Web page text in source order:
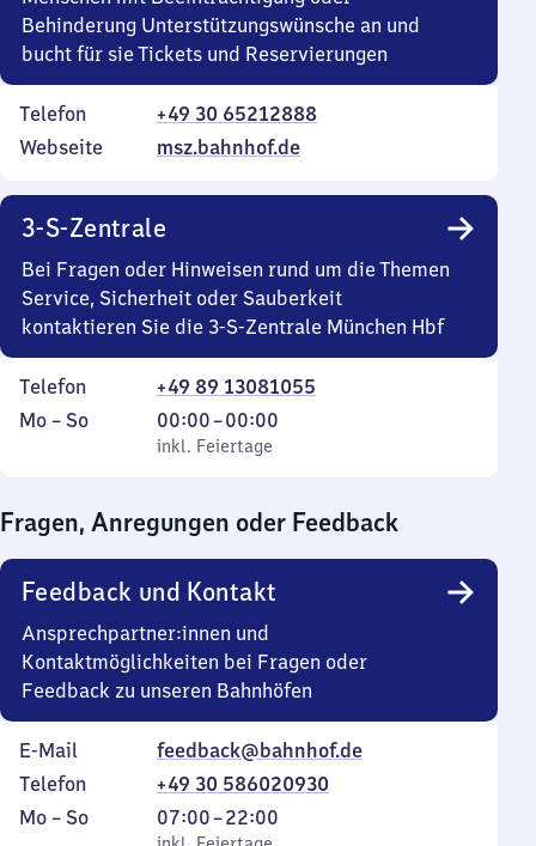
Behinderung Unterstützungswünsche an und
bucht für sie Tickets und Reservierungen
Telefon
+49 30 65212888
Webseite
msz.bahnhof.de
3-S-Zentrale
Bei Fragen oder Hinweisen rund um die Themen
Service, Sicherheit oder Sauberkeit
kontaktieren Sie die 3-S-Zentrale München Hbf
Telefon
+49 89 13081055
Montag
Mo – So,
inkl. Feiertage
00:00–00:00
Von
0
0
Uhr
inkl. Feiertage
Fragen, Anregungen oder Feedback
Feedback und Kontakt
Ansprechpartner:innen und
Kontaktmöglichkeiten bei Fragen oder
Feedback zu unseren Bahnhöfen
E-Mail
feedback@bahnhof.de
Telefon
+49 30 586020930
Montag
Mo – So,
07:00–22:00
Von